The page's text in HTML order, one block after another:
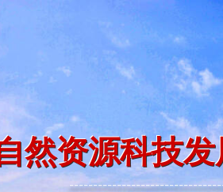
然资源科技